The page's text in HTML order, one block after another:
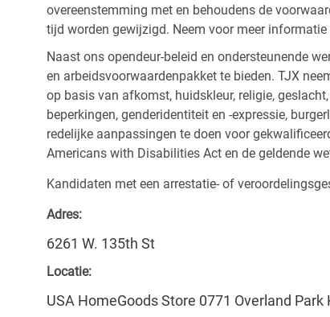
overeenstemming met en behoudens de
tijd worden gewijzigd. Neem voor meer
Naast ons opendeur-beleid en ondersteunende
en arbeidsvoorwaardenpakket te bieden. TJX
op basis van afkomst, huidskleur, religie,
beperkingen, genderidentiteit en -expressie,
redelijke aanpassingen te doen voor
Americans with Disabilities Act en de geldende
Kandidaten met een arrestatie- of
Adres:
6261 W. 135th St
Locatie:
USA HomeGoods Store 0771 Overland Park